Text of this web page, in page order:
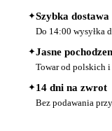
✦Szybka dostawa
Do 14:00 wysyłka
✦Jasne
Towar od polskich
✦14 dni na zwrot
Bez podawania